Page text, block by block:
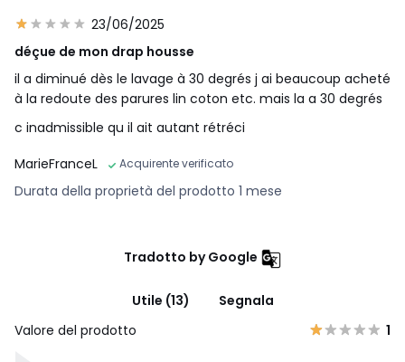
23/06/2025
déçue de mon drap housse
il a diminué dès le lavage à 30 degrés j ai beaucoup acheté
à la redoute des parures lin coton etc. mais la a 30 degrés
c inadmissible qu il ait autant rétréci
MarieFranceL
Acquirente verificato
Durata della proprietà del prodotto 1 mese
Tradotto by Google
Utile (13)
Segnala
Valore del prodotto
1